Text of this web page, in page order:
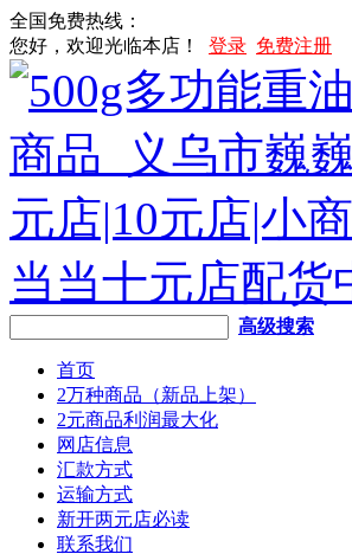
全国免费热线：
您好，欢迎光临本店！
登录 免费注册
高级搜索
首页
2万种商品（新品上架）
2元商品利润最大化
网店信息
汇款方式
运输方式
新开两元店必读
联系我们